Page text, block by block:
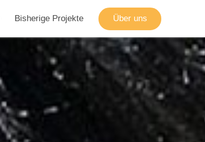
Bisherige Projekte Über uns